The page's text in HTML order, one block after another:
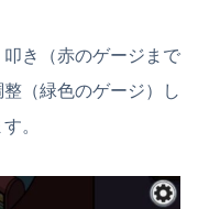
き（赤のゲージまで
（緑色のゲージ）し
。